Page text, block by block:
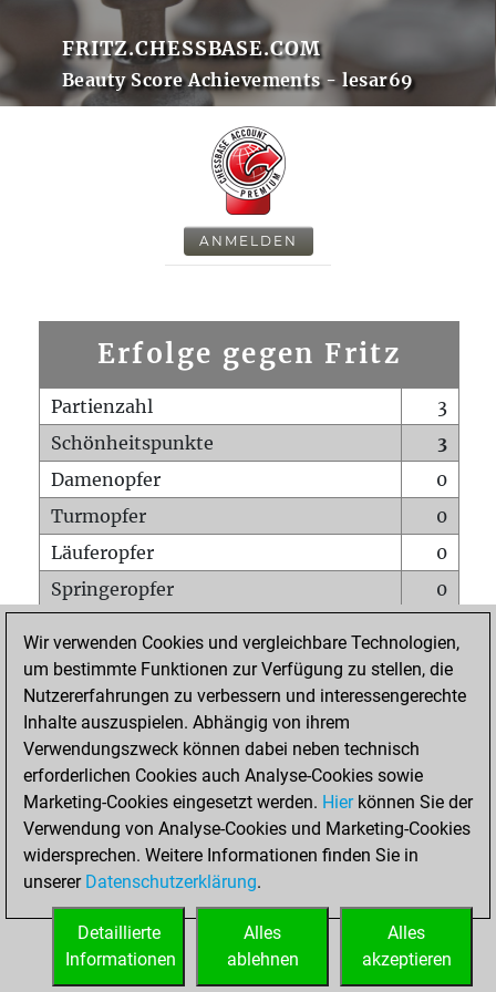
FRITZ.CHESSBASE.COM
Beauty Score Achievements - lesar69
ANMELDEN
Erfolge gegen Fritz
Partienzahl
3
Schönheitspunkte
3
Damenopfer
0
Turmopfer
0
Läuferopfer
0
Springeropfer
0
Matt auf vollem Brett
0
Bauer setzt Matt
0
Erstickte Matts
Unterverwandlungen
Türme auf der siebten
0
STARTSEITE
Wir verwenden Cookies und vergleichbare Technologien,
um bestimmte Funktionen zur Verfügung zu stellen, die
Nutzererfahrungen zu verbessern und interessengerechte
Inhalte auszuspielen. Abhängig von ihrem
Verwendungszweck können dabei neben technisch
erforderlichen Cookies auch Analyse-Cookies sowie
Marketing-Cookies eingesetzt werden. Hierkönnen Sie der
Verwendung von Analyse-Cookies und Marketing-Cookies
widersprechen. Weitere Informationen finden Sie in
unserer Datenschutzerklärung.
Alles
akzeptieren
Alles
ablehnen
Detaillierte
Informationen